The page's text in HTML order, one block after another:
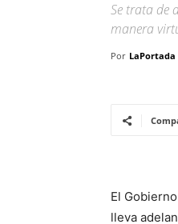
Se trata de
manera
Por LaPortada
El
lleva